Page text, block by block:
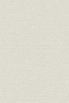
第6節 総
第3章 消費
第1節 激
第2節 エ
第3節 堺